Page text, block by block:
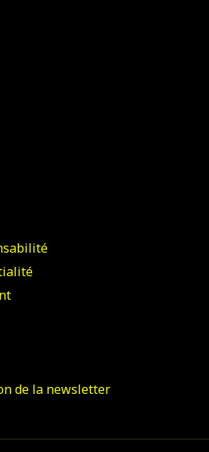
de la newsletter